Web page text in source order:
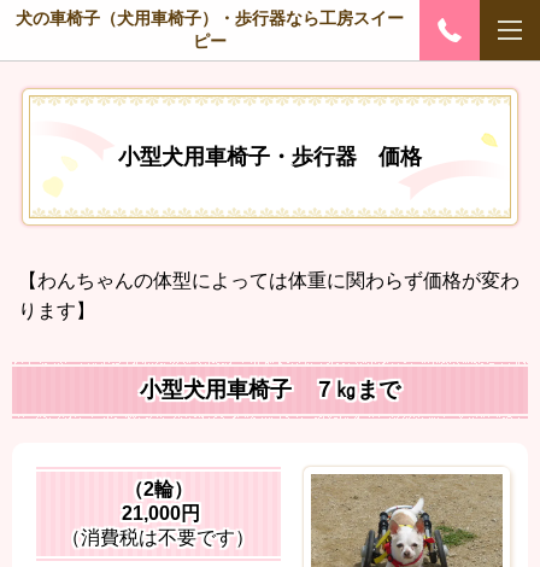
犬の車椅子（犬用車椅子）・歩行器なら工房スイー
ピー
小型犬用車椅子・歩行器 価格
【わんちゃんの体型によっては体重に関わらず価格が変わ
ります】
小型犬用車椅子 ７㎏まで
（2輪）
21,000円
（消費税は不要です）